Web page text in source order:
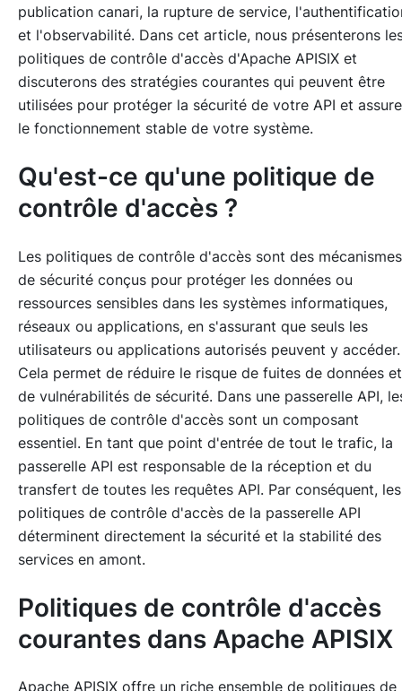
publication canari, la rupture de service,
et l'observabilité. Dans cet article, nous présenterons
politiques de contrôle d'accès d'Apache APISIX et
discuterons des stratégies courantes qui peuvent être
utilisées pour protéger la sécurité de votre API et
le fonctionnement stable de votre système.
Qu'est-ce qu'une politique de
contrôle d'accès ?
Les politiques de contrôle d'accès sont des mécanismes
de sécurité conçus pour protéger les données ou
ressources sensibles dans les systèmes informatiques,
réseaux ou applications, en s'assurant que seuls les
utilisateurs ou applications autorisés peuvent y accéder.
Cela permet de réduire le risque de fuites de données et
de vulnérabilités de sécurité. Dans une passerelle API,
politiques de contrôle d'accès sont un composant
essentiel. En tant que point d'entrée de tout le trafic, la
passerelle API est responsable de la réception et du
transfert de toutes les requêtes API. Par conséquent, les
politiques de contrôle d'accès de la passerelle API
déterminent directement la sécurité et la stabilité des
services en amont.
Politiques de contrôle d'accès
courantes dans Apache APISIX
Apache APISIX offre un riche ensemble de politiques de